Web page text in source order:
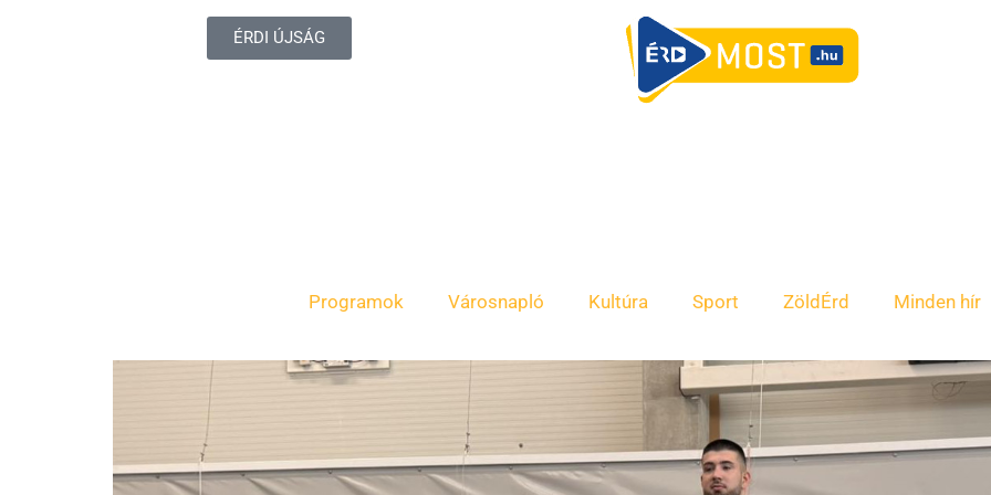
ÉRDI ÚJSÁG
Programok Városnapló Kultúra Sport ZöldÉrd Minden hír